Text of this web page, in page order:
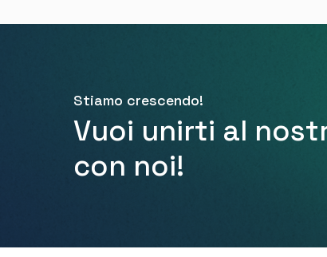
Stiamo crescendo!
Vuoi unirti al
con noi!